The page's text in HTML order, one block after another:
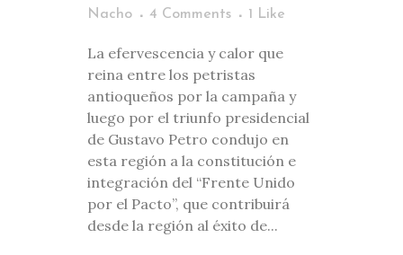
Nacho
4 Comments 1 Like
La efervescencia y calor que
reina entre los petristas
antioqueños por la campaña y
luego por el triunfo presidencial
de Gustavo Petro condujo en
esta región a la constitución e
integración del “Frente Unido
por el Pacto”, que contribuirá
desde la región al éxito de...